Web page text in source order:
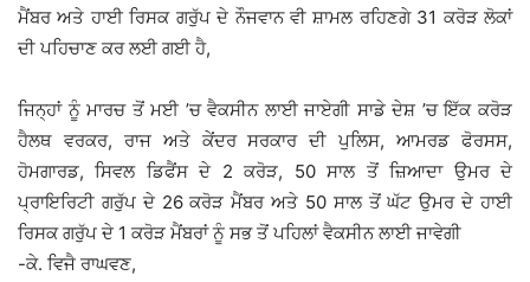
ਮੈਂਬਰ ਅਤੇ ਹਾਈ ਰਿਸਕ ਗਰੁੱਪ ਦੇ ਨੌਜਵਾਨ ਵੀ ਸ਼ਾਮਲ ਰਹਿਣਗੇ 31 ਕਰੋੜ ਲੋਕਾਂ
ਦੀ ਪਹਿਚਾਣ ਕਰ ਲਈ ਗਈ ਹੈ,
ਜਿਨ੍ਹਾਂ ਨੂੰ ਮਾਰਚ ਤੋਂ ਮਈ ’ਚ ਵੈਕਸੀਨ ਲਾਈ ਜਾਏਗੀ ਸਾਡੇ ਦੇਸ਼ ’ਚ ਇੱਕ ਕਰੋੜ
ਹੈਲਥ ਵਰਕਰ, ਰਾਜ ਅਤੇ ਕੇਂਦਰ ਸਰਕਾਰ ਦੀ ਪੁਲਿਸ, ਆਮਰਡ ਫੋਰਸਸ,
ਹੋਮਗਾਰਡ, ਸਿਵਲ ਡਿਫੈਂਸ ਦੇ 2 ਕਰੋੜ, 50 ਸਾਲ ਤੋਂ ਜ਼ਿਆਦਾ ਉਮਰ ਦੇ
ਪ੍ਰਾਇਰਿਟੀ ਗਰੁੱਪ ਦੇ 26 ਕਰੋੜ ਮੈਂਬਰ ਅਤੇ 50 ਸਾਲ ਤੋਂ ਘੱਟ ਉਮਰ ਦੇ ਹਾਈ
ਰਿਸਕ ਗਰੁੱਪ ਦੇ 1 ਕਰੋੜ ਮੈਂਬਰਾਂ ਨੂੰ ਸਭ ਤੋਂ ਪਹਿਲਾਂ ਵੈਕਸੀਨ ਲਾਈ ਜਾਵੇਗੀ
-ਕੇ. ਵਿਜੈ ਰਾਘਵਣ,